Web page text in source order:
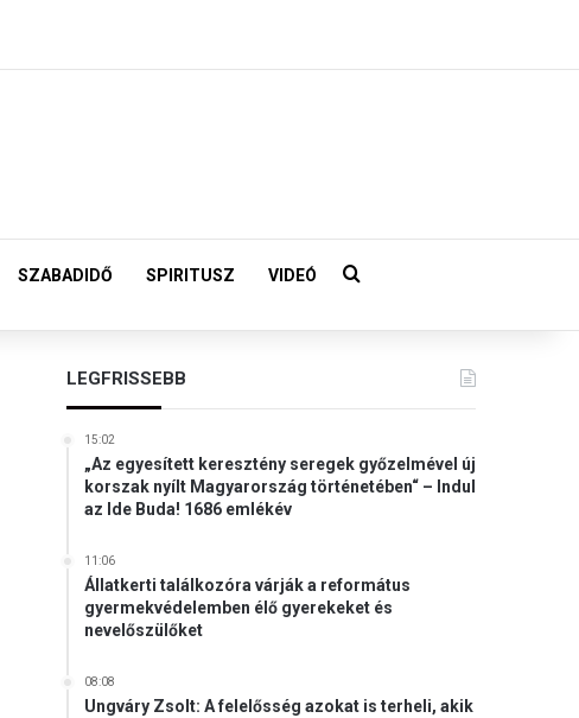
SZABADIDŐ SPIRITUSZ VIDEÓ Keresés:
LEGFRISSEBB
15:02
„Az egyesített keresztény seregek győzelmével új
korszak nyílt Magyarország történetében“ – Indul
az Ide Buda! 1686 emlékév
11:06
Állatkerti találkozóra várják a református
gyermekvédelemben élő gyerekeket és
nevelőszülőket
08:08
Ungváry Zsolt: A felelősség azokat is terheli, akik